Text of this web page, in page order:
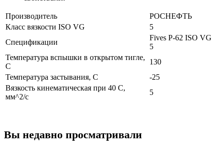
Производитель
РОСНЕФТЬ
Класс вязкости ISO VG
5
Спецификации
Fives P-62 ISO VG
5
Температура вспышки в открытом тигле,
С
130
Температура застывания, С
-25
Вязкость кинематическая при 40 С,
мм^2/c
5
Вы недавно просматривали